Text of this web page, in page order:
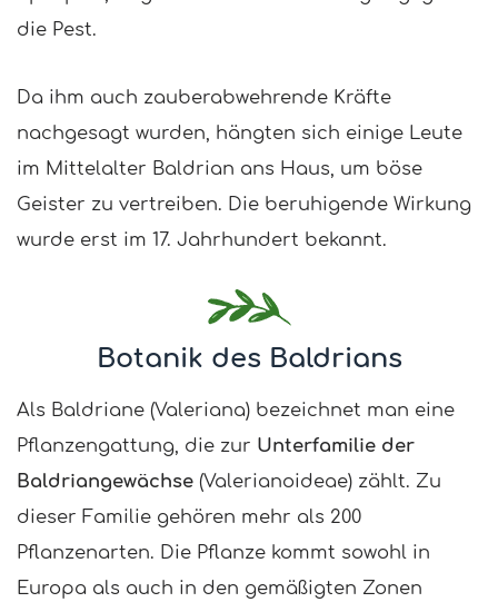
die Pest.
Da ihm auch zauberabwehrende Kräfte
nachgesagt wurden, hängten sich einige Leute
im Mittelalter Baldrian ans Haus, um böse
Geister zu vertreiben. Die beruhigende Wirkung
wurde erst im 17. Jahrhundert bekannt.
Botanik des Baldrians
Als Baldriane (Valeriana) bezeichnet man eine
Pflanzengattung, die zur Unterfamilie der
Baldriangewächse (Valerianoideae) zählt. Zu
dieser Familie gehören mehr als 200
Pflanzenarten. Die Pflanze kommt sowohl in
Europa als auch in den gemäßigten Zonen